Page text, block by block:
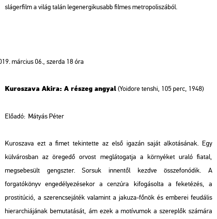
slágerfilm a világ talán legenergikusabb filmes metropoliszából.
március 06., szerda 18 óra
Kuroszava Akira: A részeg angyal(Yoidore tenshi, 105 perc, 1948)
Előadó: Mátyás Péter
Kuroszava ezt a fimet tekintette az első igazán saját alkotásának. Egy
külvárosban az öregedő orvost meglátogatja a környéket uraló fiatal,
megsebesült gengszter. Sorsuk innentől kezdve összefonódik. A
forgatókönyv engedélyezésekor a cenzúra kifogásolta a feketézés, a
prostitúció, a szerencsejáték valamint a jakuza-főnök és emberei feudális
hierarchiájának bemutatását, ám ezek a motívumok a szereplők számára